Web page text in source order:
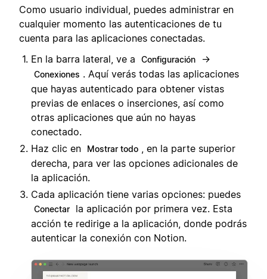
Como usuario individual, puedes administrar en
cualquier momento las autenticaciones de tu
cuenta para las aplicaciones conectadas.
En la barra lateral, ve a
Configuración →
Conexiones . Aquí verás todas las aplicaciones
que hayas autenticado para obtener vistas
previas de enlaces o inserciones, así como
otras aplicaciones que aún no hayas
conectado.
Haz clic en
Mostrar todo
, en la parte superior
derecha, para ver las opciones adicionales de
la aplicación.
Cada aplicación tiene varias opciones: puedes
Conectar
la aplicación por primera vez. Esta
acción te redirige a la aplicación, donde podrás
autenticar la conexión con Notion.